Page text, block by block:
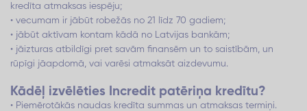
kredīta atmaksas iespēju;
• vecumam ir jābūt robežās no 21 līdz 70 gadiem;
• jābūt aktīvam kontam kādā no Latvijas bankām;
• jāizturas atbildīgi pret savām finansēm un to saistībām, un
rūpīgi jāapdomā, vai varēsi atmaksāt aizdevumu.
Kādēļ izvēlēties Incredit patēriņa kredītu?
• Piemērotākās naudas kredīta summas un atmaksas termiņi.